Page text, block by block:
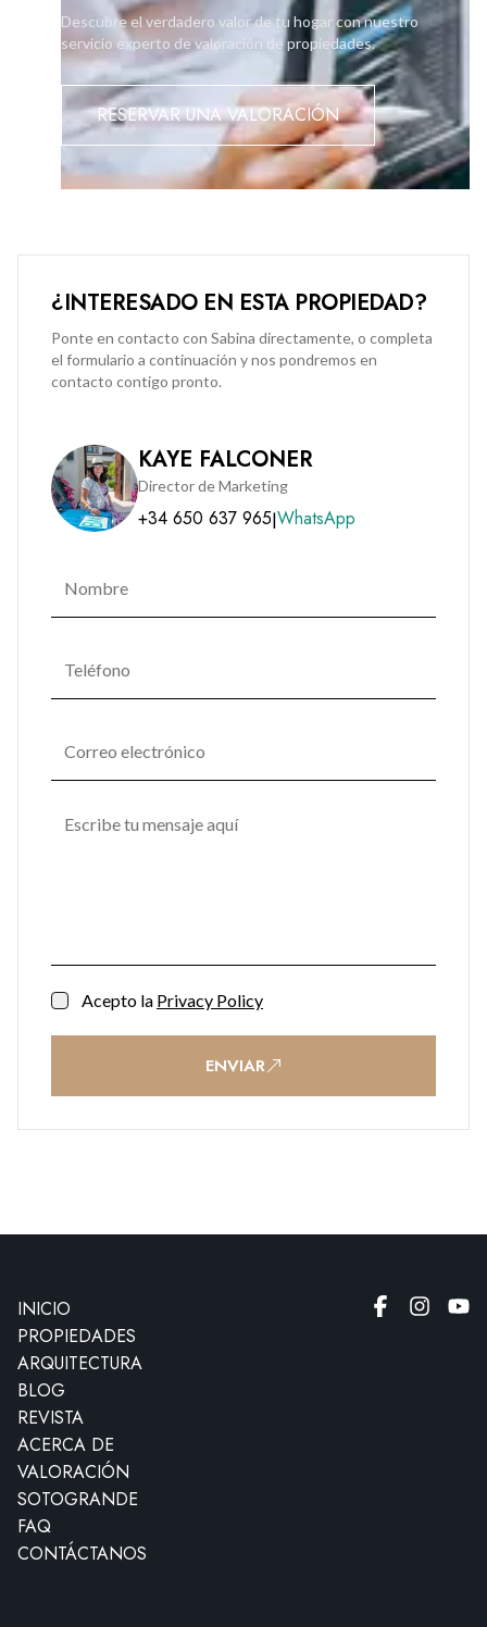
Descubre el verdadero valor de tu hogar con nuestro
servicio experto de valoración de propiedades.
RESERVAR UNA VALORACIÓN
¿INTERESADO EN ESTA PROPIEDAD?
Ponte en contacto con Sabina directamente, o completa
el formulario a continuación y nos pondremos en
contacto contigo pronto.
KAYE FALCONER
Director de Marketing
+34 650 637 965|WhatsApp
Acepto la Privacy Policy
ENVIAR
INICIO
PROPIEDADES
ARQUITECTURA
BLOG
REVISTA
ACERCA DE
VALORACIÓN
SOTOGRANDE
FAQ
CONTÁCTANOS